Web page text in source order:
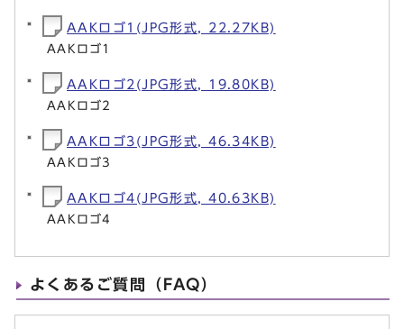
AAKロゴ1(JPG形式, 22.27KB)
AAKロゴ1
AAKロゴ2(JPG形式, 19.80KB)
AAKロゴ2
AAKロゴ3(JPG形式, 46.34KB)
AAKロゴ3
AAKロゴ4(JPG形式, 40.63KB)
AAKロゴ4
よくあるご質問（FAQ）